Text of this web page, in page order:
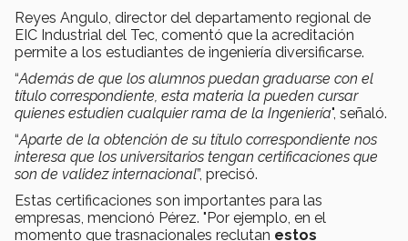
Reyes Angulo, director del departamento regional de
EIC Industrial del Tec, comentó que la acreditación
permite a los estudiantes de ingeniería diversificarse.
“Además de que los alumnos puedan graduarse con el
título correspondiente, esta materia la pueden cursar
quienes estudien cualquier rama de la Ingeniería", señaló.
“Aparte de la obtención de su título correspondiente nos
interesa que los universitarios tengan certificaciones que
son de validez internacional”, precisó.
Estas certificaciones son importantes para las
empresas, mencionó Pérez. "Por ejemplo, en el
momento que trasnacionales reclutan estos